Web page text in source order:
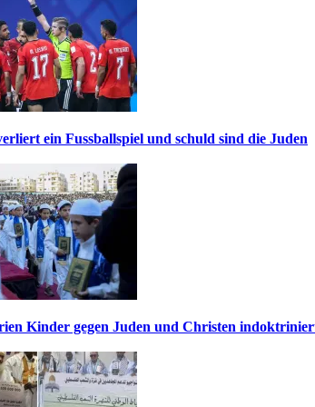
ein Fussballspiel und schuld sind die Juden
Kinder gegen Juden und Christen